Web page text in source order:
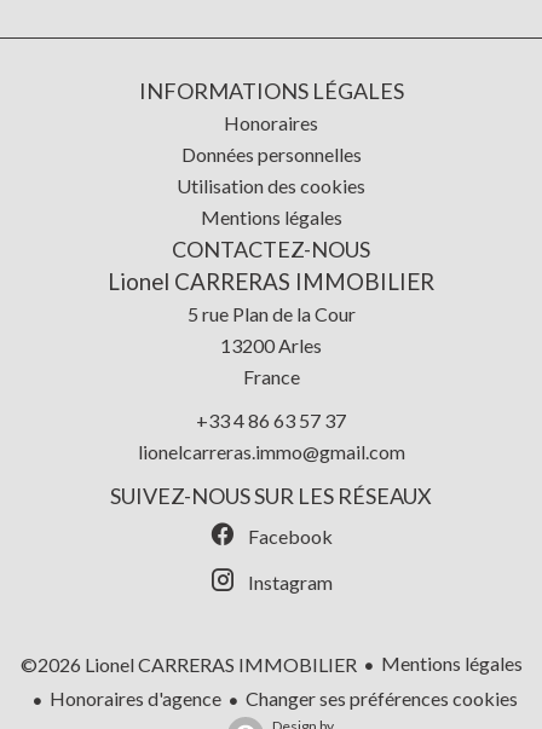
INFORMATIONS LÉGALES
Honoraires
Données personnelles
Utilisation des cookies
Mentions légales
CONTACTEZ-NOUS
Lionel CARRERAS IMMOBILIER
5 rue Plan de la Cour
13200Arles
France
+33 4 86 63 57 37
lionelcarreras.immo@gmail.com
SUIVEZ-NOUS SUR LES RÉSEAUX
Facebook
Instagram
©2026 Lionel CARRERAS IMMOBILIER
Mentions légales
Honoraires d'agence
Changer ses préférences cookies